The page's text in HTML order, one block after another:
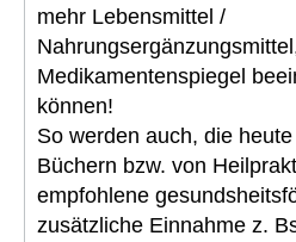
mehr Lebensmittel /
Medikamentenspiegel
können!
So werden auch, die
Büchern bzw. von
empfohlene
zusätzliche Einnahme z.